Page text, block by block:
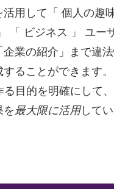
活用して「 個人の趣
「 ビジネス 」 ユー
業の紹介」まで違
ることができます。
目的を明確にして
を最大限に活用して